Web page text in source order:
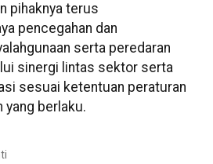
pihaknya terus
pencegahan dan
serta peredaran
sinergi lintas sektor serta
sesuai ketentuan peraturan
yang berlaku.